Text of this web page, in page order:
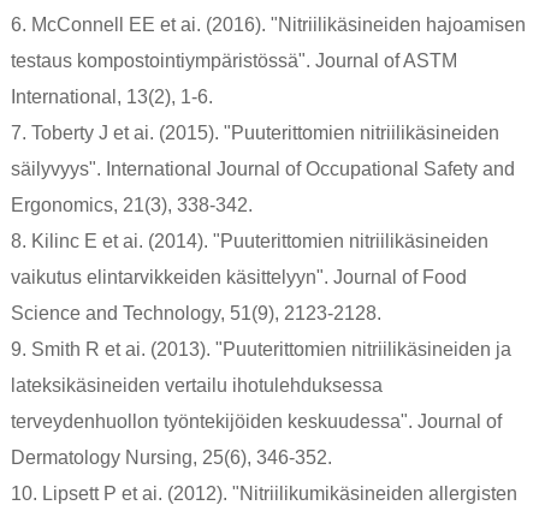
6. McConnell EE et ai. (2016). "Nitriilikäsineiden hajoamisen
testaus kompostointiympäristössä". Journal of ASTM
International, 13(2), 1-6.
7. Toberty J et ai. (2015). "Puuterittomien nitriilikäsineiden
säilyvyys". International Journal of Occupational Safety and
Ergonomics, 21(3), 338-342.
8. Kilinc E et ai. (2014). "Puuterittomien nitriilikäsineiden
vaikutus elintarvikkeiden käsittelyyn". Journal of Food
Science and Technology, 51(9), 2123-2128.
9. Smith R et ai. (2013). "Puuterittomien nitriilikäsineiden ja
lateksikäsineiden vertailu ihotulehduksessa
terveydenhuollon työntekijöiden keskuudessa". Journal of
Dermatology Nursing, 25(6), 346-352.
10. Lipsett P et ai. (2012). "Nitriilikumikäsineiden allergisten